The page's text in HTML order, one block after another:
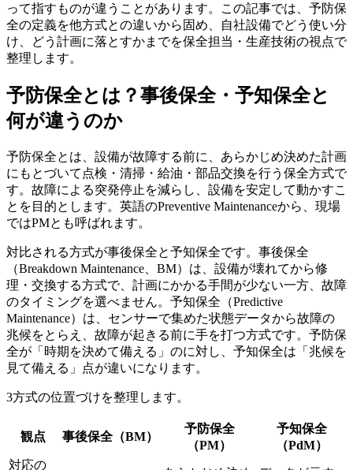
って指すものが違うことがあります。この記事では、予防保
全の定義を他方式との違いから固め、自社設備でどう使い分
け、どう計画に落とすかまでを保全担当・生産技術の視点で
整理します。
予防保全とは？事後保全・予知保全と
何が違うのか
予防保全とは、設備が故障する前に、あらかじめ決めた計画
にもとづいて点検・清掃・給油・部品交換を行う保全方式で
す。故障による突発停止を減らし、設備を安定して動かすこ
とを目的とします。英語のPreventive Maintenanceから、現場
ではPMとも呼ばれます。
対比される方式が事後保全と予知保全です。事後保全
（Breakdown Maintenance、BM）は、設備が壊れてから修
理・交換する方式で、計画にかかる手間が少ない一方、故障
のタイミングを選べません。予知保全（Predictive
Maintenance）は、センサーで集めた状態データから故障の
兆候をとらえ、故障が起きる前に手を打つ方式です。予防保
全が「時期を決めて備える」のに対し、予知保全は「兆候を
見て備える」点が違いになります。
3方式の位置づけを整理します。
観点 事後保全（BM）
予防保全
（PM）
予知保全
（PdM）
対応の